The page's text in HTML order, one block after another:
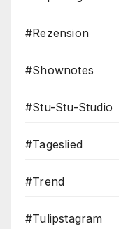
#Rezension
#Shownotes
#Stu-Stu-Studio
#Tageslied
#Trend
#Tulipstagram